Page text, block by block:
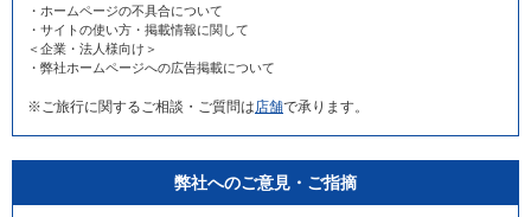
・ホームページの不具合について
・サイトの使い方・掲載情報に関して
＜企業・法人様向け＞
・弊社ホームページへの広告掲載について
※ご旅行に関するご相談・ご質問は 店舗で承ります。
弊社へのご意見・ご指摘